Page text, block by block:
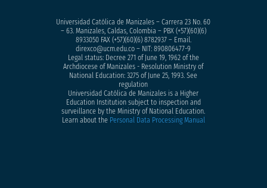
Universidad Católica de Manizales – Carrera 23 No. 60
– 63. Manizales, Caldas, Colombia – PBX (+57)(60)(6)
8933050FAX (+57)(60)(6) 8782937 – Email.
direxco@ucm.edu.co – NIT: 890806477-9
Legal status: Decree 271 of June 19, 1962 of the
Archdiocese of Manizales - Resolution Ministry of
National Education: 3275 of June 25, 1993. See
regulation
Universidad Católica de Manizales is a Higher
Education Institution subject to inspection and
surveillance by the Ministry of National Education.
Learn about the Personal Data Processing Manual